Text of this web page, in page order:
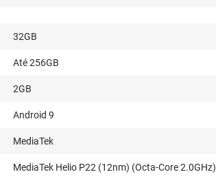
32GB
Até 256GB
2GB
Android 9
MediaTek
MediaTek Helio P22 (12nm) (Octa-Core 2.0GHz)